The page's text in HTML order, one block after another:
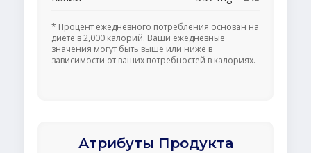
* Процент ежедневного потребления основан на
диете в 2,000 калорий. Ваши ежедневные
значения могут быть выше или ниже в
зависимости от ваших потребностей в калориях.
Атрибуты Продукта